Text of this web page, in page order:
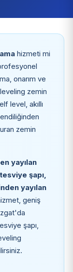
hizmeti mi
onarım ve
zemin
level, akıllı
zemin
yayılan
şapı,
yayılan
geniş
şapı,